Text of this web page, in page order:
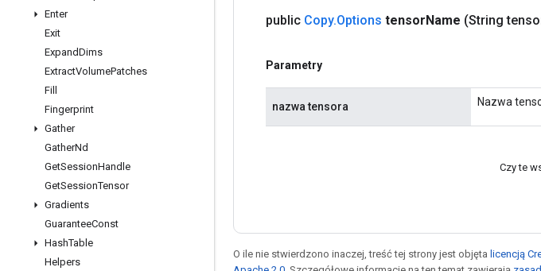
Enter
Exit
ExpandDims
ExtractVolumePatches
Fill
Fingerprint
Gather
GatherNd
GetSessionHandle
GetSessionTensor
Gradients
GuaranteeConst
HashTable
Helpers
public Copy.Options tensorName (String
Parametry
nazwa tensora Nazwa
Czy te
O ile nie stwierdzono inaczej, treść tej strony jest objęta licencją